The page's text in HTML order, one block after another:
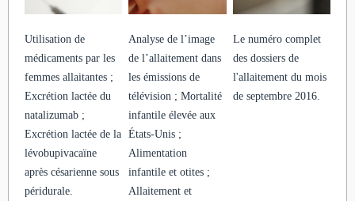
Utilisation de
médicaments par les
femmes allaitantes ;
Excrétion lactée du
natalizumab ;
Excrétion lactée de la
lévobupivacaïne
après césarienne sous
péridurale.
Analyse de l’image
de l’allaitement dans
les émissions de
télévision ; Mortalité
infantile élevée aux
États-Unis ;
Alimentation
infantile et otites ;
Allaitement et
Le numéro complet
des dossiers de
l'allaitement du mois
de septembre 2016.